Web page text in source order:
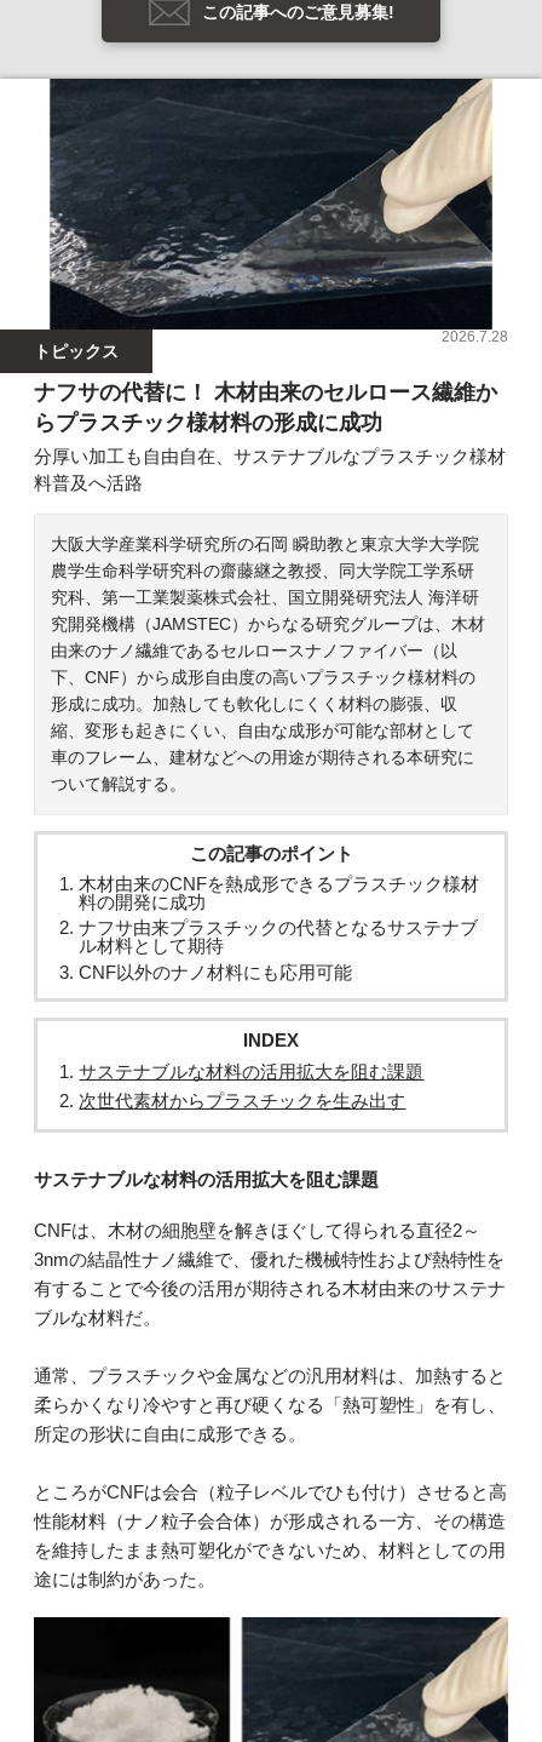
この記事へのご意見募集!
トピックス
2026.7.28
ナフサの代替に！ 木材由来のセルロース繊維か
らプラスチック様材料の形成に成功
分厚い加工も自由自在、サステナブルなプラスチック様材
料普及へ活路
大阪大学産業科学研究所の石岡 瞬助教と東京大学大学院
農学生命科学研究科の齋藤継之教授、同大学院工学系研
究科、第一工業製薬株式会社、国立開発研究法人 海洋研
究開発機構（JAMSTEC）からなる研究グループは、木材
由来のナノ繊維であるセルロースナノファイバー（以
下、CNF）から成形自由度の高いプラスチック様材料の
形成に成功。加熱しても軟化しにくく材料の膨張、収
縮、変形も起きにくい、自由な成形が可能な部材として
車のフレーム、建材などへの用途が期待される本研究に
ついて解説する。
この記事のポイント
木材由来のCNFを熱成形できるプラスチック様材
料の開発に成功
ナフサ由来プラスチックの代替となるサステナブ
ル材料として期待
CNF以外のナノ材料にも応用可能
INDEX
サステナブルな材料の活用拡大を阻む課題
次世代素材からプラスチックを生み出す
サステナブルな材料の活用拡大を阻む課題
CNFは、木材の細胞壁を解きほぐして得られる直径2～
3nmの結晶性ナノ繊維で、優れた機械特性および熱特性を
有することで今後の活用が期待される木材由来のサステナ
ブルな材料だ。
通常、プラスチックや金属などの汎用材料は、加熱すると
柔らかくなり冷やすと再び硬くなる「熱可塑性」を有し、
所定の形状に自由に成形できる。
ところがCNFは会合（粒子レベルでひも付け）させると高
性能材料（ナノ粒子会合体）が形成される一方、その構造
を維持したまま熱可塑化ができないため、材料としての用
途には制約があった。